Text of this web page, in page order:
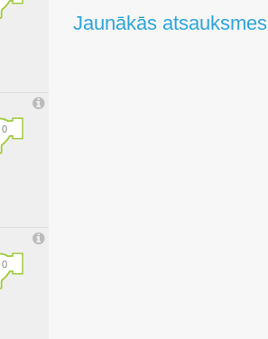
0
0
Jaunākās atsauksmes